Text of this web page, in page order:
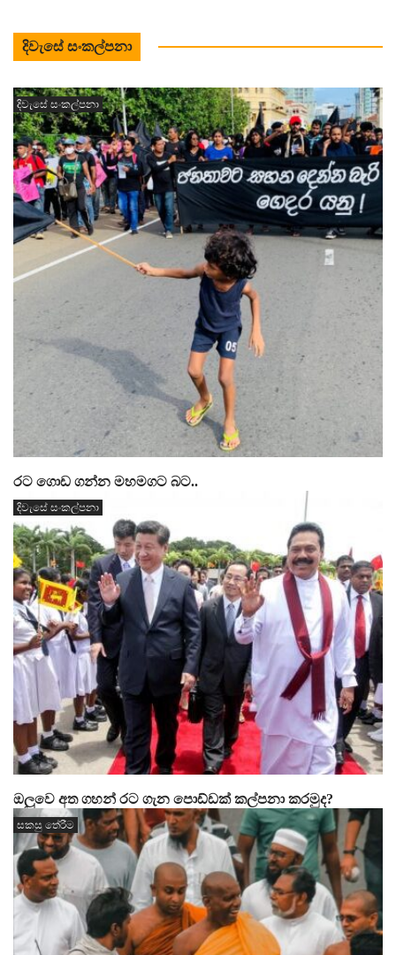
දිවැසේ සංකල්පනා
දිවැසේ සංකල්පනා
රට ගොඩ ගන්න මහමගට බට..
දිවැසේ සංකල්පනා
ඔලුවෙ අත ගහන් රට ගැන පොඩ්ඩක් කල්පනා කරමුද?
සකසු තේරීම